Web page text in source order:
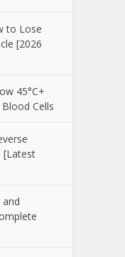
to Lose
[2026
45°C+
Cells
[Latest